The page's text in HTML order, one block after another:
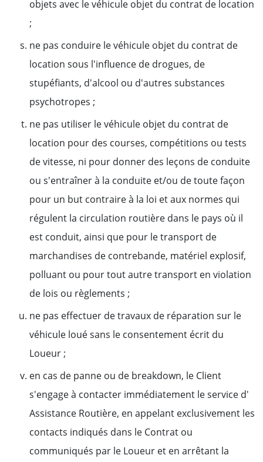
objets avec le véhicule objet du contrat de location
;
ne pas conduire le véhicule objet du contrat de
location sous l'influence de drogues, de
stupéfiants, d'alcool ou d'autres substances
psychotropes ;
ne pas utiliser le véhicule objet du contrat de
location pour des courses, compétitions ou tests
de vitesse, ni pour donner des leçons de conduite
ou s'entraîner à la conduite et/ou de toute façon
pour un but contraire à la loi et aux normes qui
régulent la circulation routière dans le pays où il
est conduit, ainsi que pour le transport de
marchandises de contrebande, matériel explosif,
polluant ou pour tout autre transport en violation
de lois ou règlements ;
ne pas effectuer de travaux de réparation sur le
véhicule loué sans le consentement écrit du
Loueur ;
en cas de panne ou de breakdown, le Client
s'engage à contacter immédiatement le service d'
Assistance Routière, en appelant exclusivement les
contacts indiqués dans le Contrat ou
communiqués par le Loueur et en arrêtant la